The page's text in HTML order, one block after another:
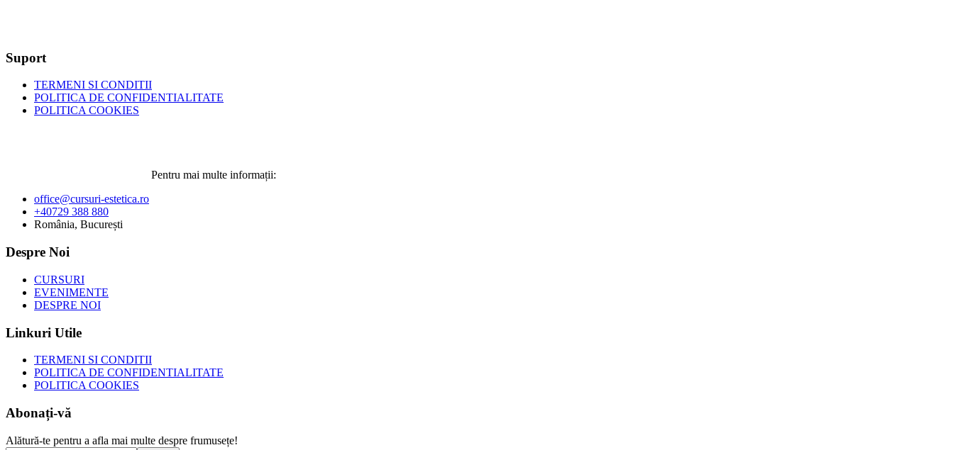
Suport
TERMENI SI CONDITII
POLITICA DE CONFIDENTIALITATE
POLITICA COOKIES
Pentru mai multe informații:
office@cursuri-estetica.ro
+40729 388 880
România, București
Despre Noi
CURSURI
EVENIMENTE
DESPRE NOI
Linkuri Utile
TERMENI SI CONDITII
POLITICA DE CONFIDENTIALITATE
POLITICA COOKIES
Abonați-vă
Alătură-te pentru a afla mai multe despre frumusețe!